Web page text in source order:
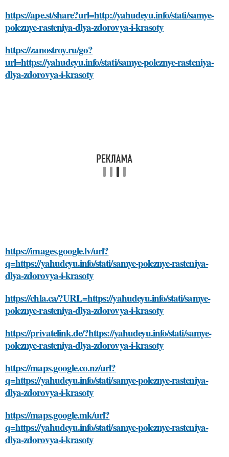
https://ape.st/share?url=http://yahudeyu.info/stati/samye-
poleznye-rasteniya-dlya-zdorovya-i-krasoty
https://zanostroy.ru/go?
url=https://yahudeyu.info/stati/samye-poleznye-rasteniya-
dlya-zdorovya-i-krasoty
https://images.google.lv/url?
q=https://yahudeyu.info/stati/samye-poleznye-rasteniya-
dlya-zdorovya-i-krasoty
https://chla.ca/?URL=https://yahudeyu.info/stati/samye-
poleznye-rasteniya-dlya-zdorovya-i-krasoty
https://privatelink.de/?https://yahudeyu.info/stati/samye-
poleznye-rasteniya-dlya-zdorovya-i-krasoty
https://maps.google.co.nz/url?
q=https://yahudeyu.info/stati/samye-poleznye-rasteniya-
dlya-zdorovya-i-krasoty
https://maps.google.mk/url?
q=https://yahudeyu.info/stati/samye-poleznye-rasteniya-
dlya-zdorovya-i-krasoty